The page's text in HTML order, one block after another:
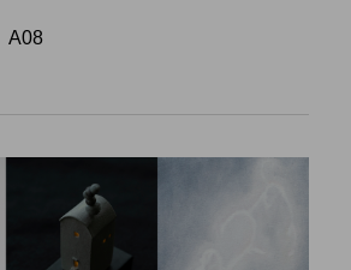
A08